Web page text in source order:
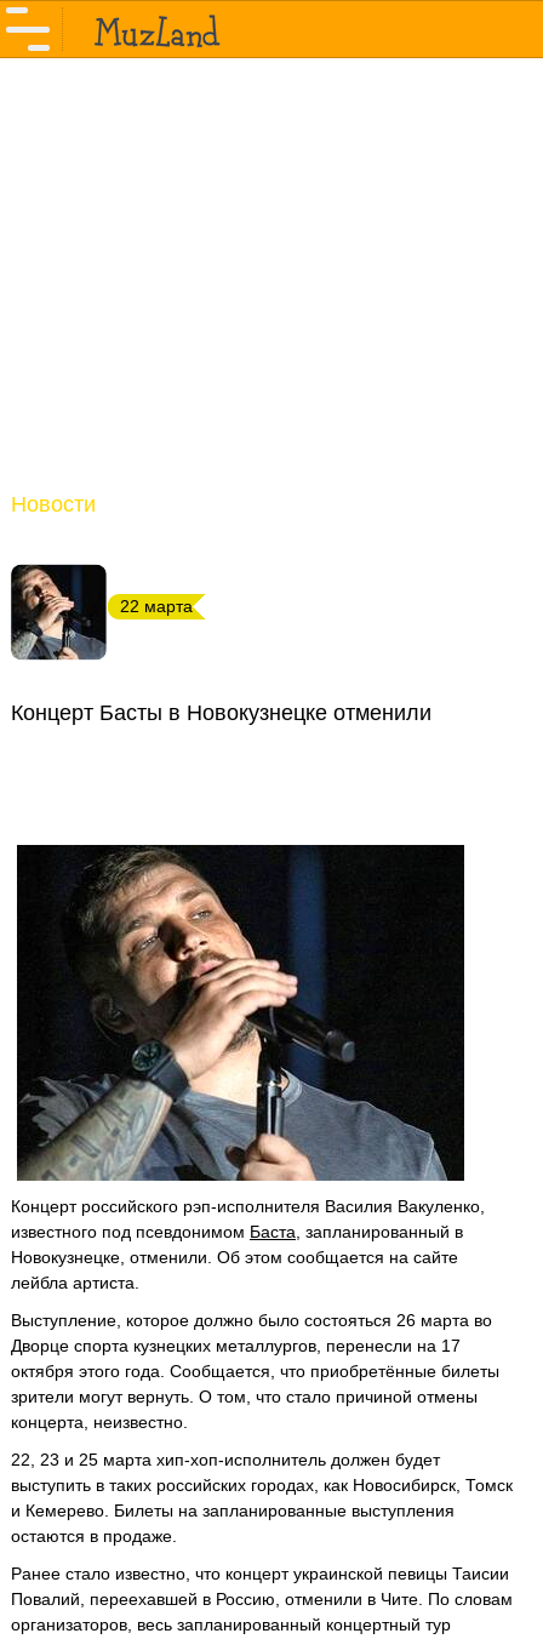
Новости
22 марта
Концерт Басты в Новокузнецке отменили
Концерт российского рэп-исполнителя Василия Вакуленко,
известного под псевдонимом Баста , запланированный в
Новокузнецке, отменили. Об этом сообщается на сайте
лейбла артиста.
Выступление, которое должно было состояться 26 марта во
Дворце спорта кузнецких металлургов, перенесли на 17
октября этого года. Сообщается, что приобретённые билеты
зрители могут вернуть. О том, что стало причиной отмены
концерта, неизвестно.
22, 23 и 25 марта хип-хоп-исполнитель должен будет
выступить в таких российских городах, как Новосибирск, Томск
и Кемерево. Билеты на запланированные выступления
остаются в продаже.
Ранее стало известно, что концерт украинской певицы Таисии
Повалий, переехавшей в Россию, отменили в Чите. По словам
организаторов, весь запланированный концертный тур